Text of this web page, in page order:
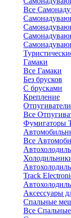
Все
Гамаки
Все Гамаки
Без брусков
С брусками
Крепление
Все
Фумигаторы
Все
Track
Аксессуары
Спальные
Все